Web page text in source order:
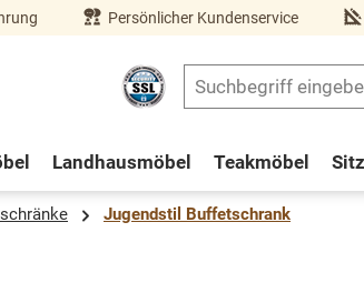
springen
Persönlicher Kundenservice
Landhausmöbel Teakmöbel
Jugendstil Buffetschrank